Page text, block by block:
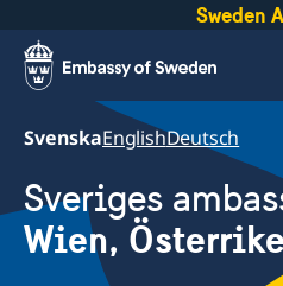
Sweden
SvenskaEnglishDeutsch
Sveriges
Wien, Österrike